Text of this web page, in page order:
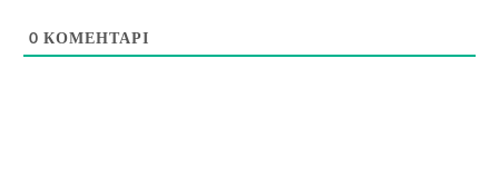
0 КОМЕНТАРІ